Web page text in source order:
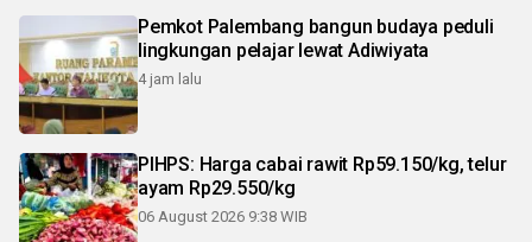
Pemkot Palembang bangun budaya peduli
lingkungan pelajar lewat Adiwiyata
4 jam lalu
PIHPS: Harga cabai rawit Rp59.150/kg, telur
ayam Rp29.550/kg
06 August 2026 9:38 WIB